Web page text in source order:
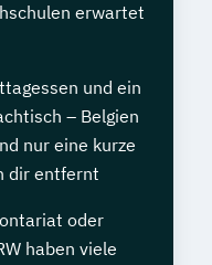
erwartet
und ein
– Belgien
nur eine kurze
dir entfernt
oder
haben viele